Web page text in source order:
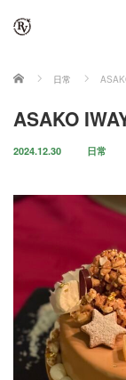
ホーム 日常
ASAKO
2024.12.30 日常